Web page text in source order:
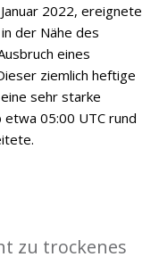
2022, ereignete
der Nähe des
eines
ziemlich heftige
sehr starke
etwa 05:00 UTC rund
zu trockenes